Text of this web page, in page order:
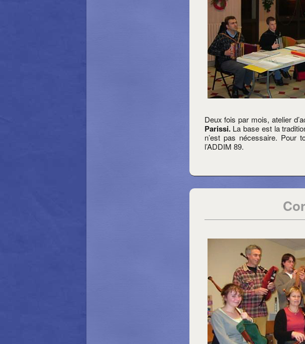
Deux fois par mois, atelier
Parissi.La base est la
n’est pas nécessaire. Pour
l’ADDIM 89.